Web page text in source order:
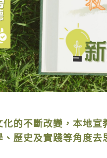
化的不斷改變，本地
歷史及實踐等角度